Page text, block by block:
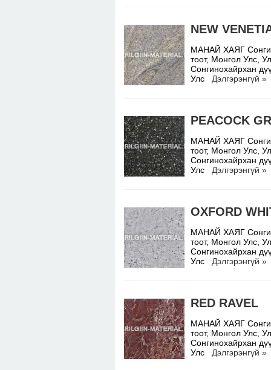
NEW
МАНАЙ ХАЯГ
тоот, Монгол Улс,
Сонгинохайрхан
Улс Дэлгэрэнгүй »
PEACOCK
МАНАЙ ХАЯГ
тоот, Монгол Улс,
Сонгинохайрхан
Улс Дэлгэрэнгүй »
OXFORD
МАНАЙ ХАЯГ
тоот, Монгол Улс,
Сонгинохайрхан
Улс Дэлгэрэнгүй »
RED RAVEL
МАНАЙ ХАЯГ
тоот, Монгол Улс,
Сонгинохайрхан
Улс Дэлгэрэнгүй »